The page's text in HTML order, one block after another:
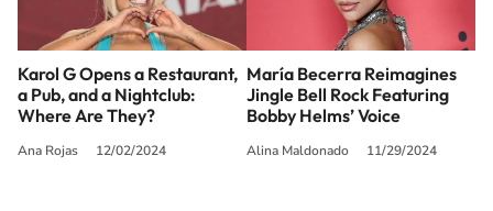
Karol G Opens a Restaurant,
a Pub, and a Nightclub:
Where Are They?
Ana Rojas 12/02/2024
María Becerra Reimagines
Jingle Bell Rock Featuring
Bobby Helms’ Voice
Alina Maldonado 11/29/2024